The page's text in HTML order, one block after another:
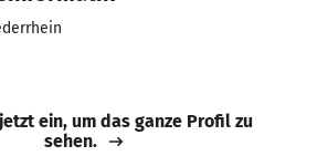
ein, um das ganze Profil zu
sehen.